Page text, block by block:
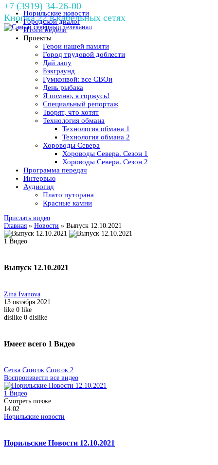
+7 (3919) 34-26-00
Кнопка 22 в кабельных сетях
Норильские новости
Городской диалог
Итоги недели
Проекты
Герои нашей памяти
Город трудовой доблести
Дай лапу
Бэкграунд
Гумконвой: все СВОи
День рыбака
Я помню, я горжусь!
Специальный репортаж
Творят, что хотят
Технология обмана
Технология обмана 1
Технология обмана 2
Хороводы Севера
Хороводы Севера. Сезон 1
Хороводы Севера. Сезон 2
Программа передач
Интервью
Аудиогид
Плато путорана
Красные камни
Прислать видео
Главная » Новости » Выпуск 12.10.2021
1 Видео
Выпуск 12.10.2021
Zina Ivanova
13 октября 2021
like 0 like
dislike 0 dislike
Имеет всего 1 Видео
Сетка Список Список 2
Воспроизвести все видео
1 Видео
Смотреть позже
14:02
Норильские новости
Норильские Новости 12.10.2021